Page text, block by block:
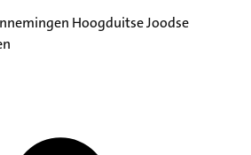
Hoogduitse Joodse